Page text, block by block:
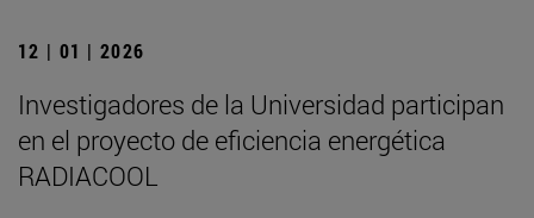
12 | 01 | 2026
Investigadores de la Universidad participan
en el proyecto de eficiencia energética
RADIACOOL